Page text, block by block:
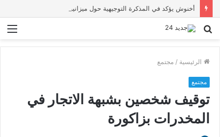
بحث
الرئيسية / مجتمع
مجتمع
توقيف شخصين بشبهة الاتجار في
المخدرات بزاكورة